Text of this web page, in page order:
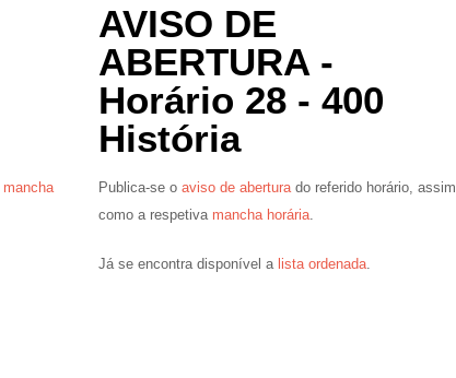
mancha
AVISO DE
ABERTURA -
Horário 28 - 400
História
Publica-se o aviso de aberturado referido horário, assim
como a respetiva mancha horária.
Já se encontra disponível a lista ordenada.